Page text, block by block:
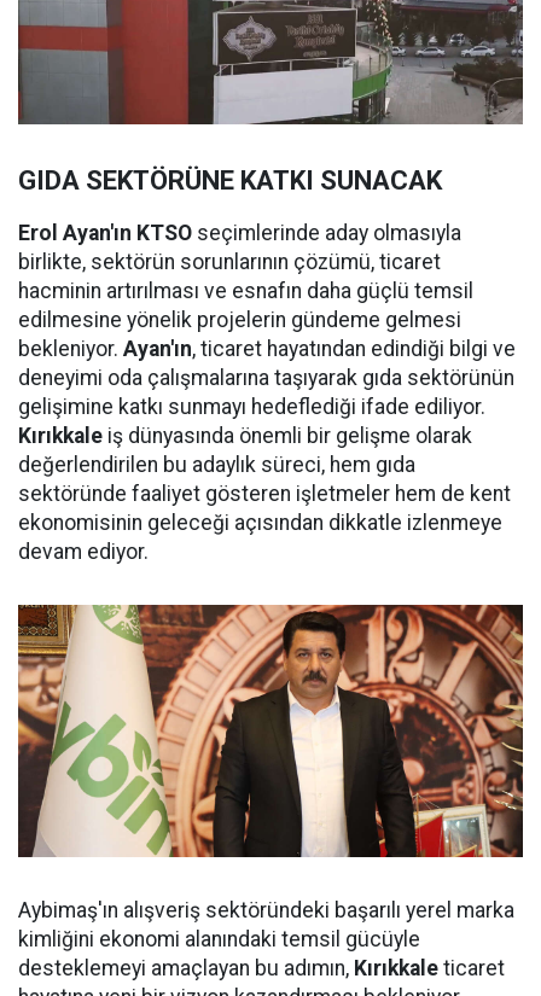
GIDA SEKTÖRÜNE KATKI SUNACAK
Erol Ayan'ın KTSO seçimlerinde aday olmasıyla
birlikte, sektörün sorunlarının çözümü, ticaret
hacminin artırılması ve esnafın daha güçlü temsil
edilmesine yönelik projelerin gündeme gelmesi
bekleniyor. Ayan'ın, ticaret hayatından edindiği bilgi ve
deneyimi oda çalışmalarına taşıyarak gıda sektörünün
gelişimine katkı sunmayı hedeflediği ifade ediliyor.
Kırıkkale iş dünyasında önemli bir gelişme olarak
değerlendirilen bu adaylık süreci, hem gıda
sektöründe faaliyet gösteren işletmeler hem de kent
ekonomisinin geleceği açısından dikkatle izlenmeye
devam ediyor.
Aybimaş'ın alışveriş sektöründeki başarılı yerel marka
kimliğini ekonomi alanındaki temsil gücüyle
desteklemeyi amaçlayan bu adımın, Kırıkkale ticaret